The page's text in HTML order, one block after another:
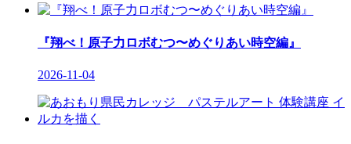
『翔べ！原子力ロボむつ〜めぐりあい時空編』
2026-11-04